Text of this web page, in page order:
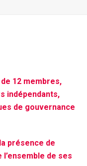
12 membres,
indépendants,
de gouvernance
présence de
de ses